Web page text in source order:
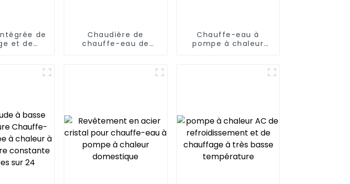
de
et de
Chaudière de
chauffe-eau de
basse température
Chauffe-eau à
pompe à chaleur